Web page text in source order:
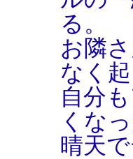
る。
お隣
なく
自分
くな
晴天